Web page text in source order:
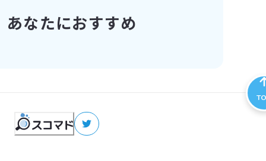
あなたにおすすめ